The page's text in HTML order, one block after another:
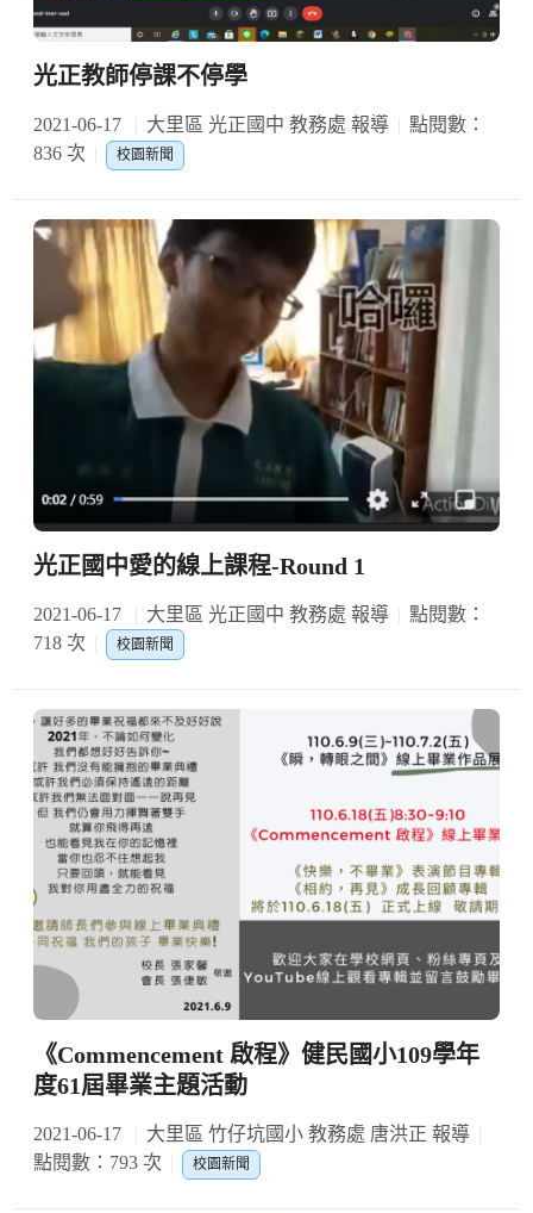
光正教師停課不停學
2021-06-17 大里區 光正國中 教務處 報導
點閱數：
836 次
校園新聞
光正國中愛的線上課程-Round 1
2021-06-17 大里區 光正國中 教務處 報導
點閱數：
718 次
校園新聞
《Commencement 啟程》健民國小109學年
度61屆畢業主題活動
2021-06-17
大里區 竹仔坑國小 教務處 唐洪正 報導
點閱數：793 次
校園新聞